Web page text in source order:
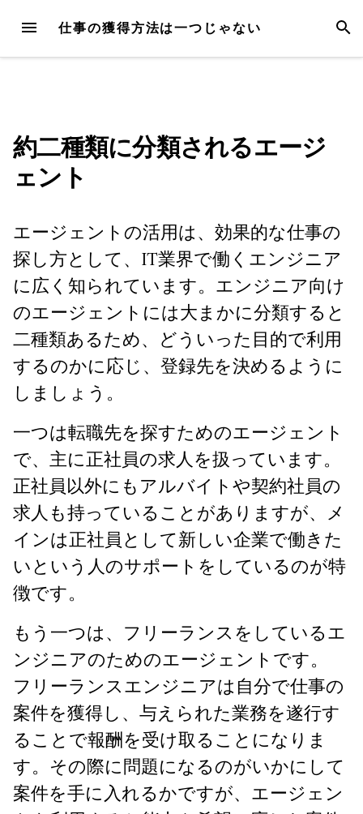
content
MENU 仕事の獲得方法は一つじゃない
約二種類に分類されるエージ
ェント
エージェントの活用は、効果的な仕事の
探し方として、IT業界で働くエンジニア
に広く知られています。エンジニア向け
のエージェントには大まかに分類すると
二種類あるため、どういった目的で利用
するのかに応じ、登録先を決めるように
しましょう。
一つは転職先を探すためのエージェント
で、主に正社員の求人を扱っています。
正社員以外にもアルバイトや契約社員の
求人も持っていることがありますが、メ
インは正社員として新しい企業で働きた
いという人のサポートをしているのが特
徴です。
もう一つは、フリーランスをしているエ
ンジニアのためのエージェントです。
フリーランスエンジニアは自分で仕事の
案件を獲得し、与えられた業務を遂行す
ることで報酬を受け取ることになりま
す。その際に問題になるのがいかにして
案件を手に入れるかですが、エージェン